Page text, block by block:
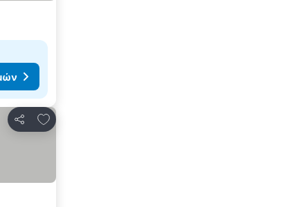
Κοινοποίηση
Προσθήκη στα αγαπημένα